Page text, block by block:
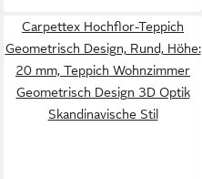
Carpettex Hochflor-Teppich
Geometrisch Design, Rund, Höhe:
20 mm, Teppich Wohnzimmer
Geometrisch Design 3D Optik
Skandinavische Stil